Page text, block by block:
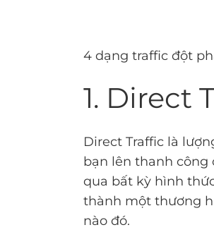
4 dạng traffic đột
1. Direct
Direct Traffic là
bạn lên thanh công
qua bất kỳ hình
thành một thương
nào đó.